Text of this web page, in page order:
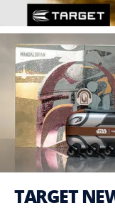
TARGET